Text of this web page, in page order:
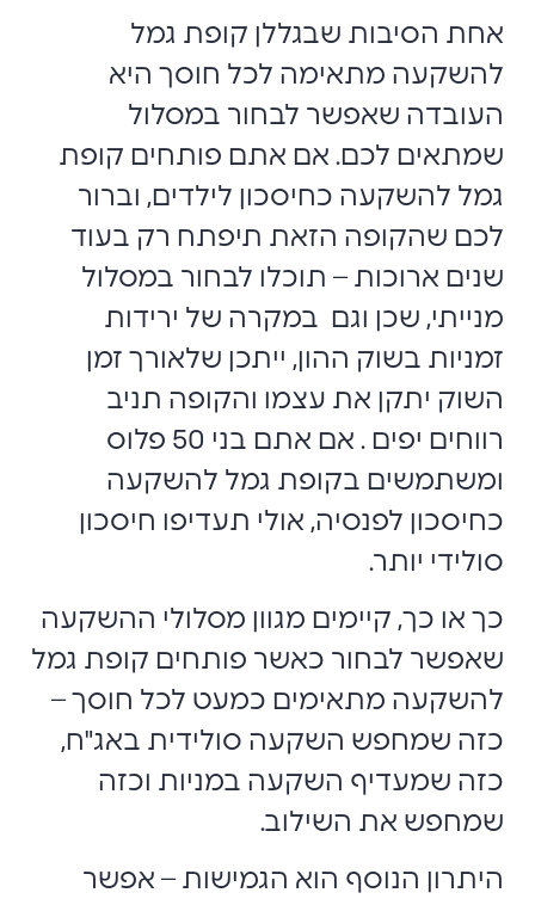
אחת הסיבות שבגללן קופת גמל
להשקעה מתאימה לכל חוסך היא
העובדה שאפשר לבחור במסלול
שמתאים לכם. אם אתם פותחים קופת
גמל להשקעה כחיסכון לילדים, וברור
לכם שהקופה הזאת תיפתח רק בעוד
שנים ארוכות – תוכלו לבחור במסלול
מנייתי, שכן וגם במקרה של ירידות
זמניות בשוק ההון, ייתכן שלאורך זמן
השוק יתקן את עצמו והקופה תניב
רווחים יפים . אם אתם בני 50 פלוס
ומשתמשים בקופת גמל להשקעה
כחיסכון לפנסיה, אולי תעדיפו חיסכון
סולידי יותר.
כך או כך, קיימים מגוון מסלולי ההשקעה
שאפשר לבחור כאשר פותחים קופת גמל
להשקעה מתאימים כמעט לכל חוסך –
כזה שמחפש השקעה סולידית באג"ח,
כזה שמעדיף השקעה במניות וכזה
שמחפש את השילוב.
היתרון הנוסף הוא הגמישות – אפשר